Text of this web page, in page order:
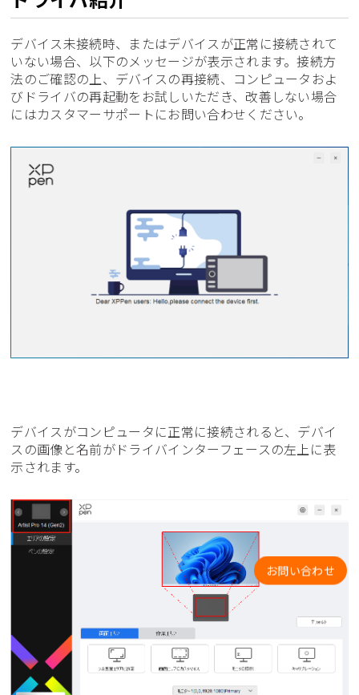
デバイス未接続時、またはデバイスが正常に接続されて
いない場合、以下のメッセージが表示されます。接続方
法のご確認の上、デバイスの再接続、コンピュータおよ
びドライバの再起動をお試しいただき、改善しない場合
にはカスタマーサポートにお問い合わせください。
デバイスがコンピュータに正常に接続されると、デバイ
スの画像と名前がドライバインターフェースの左上に表
示されます。
お問い合わせ